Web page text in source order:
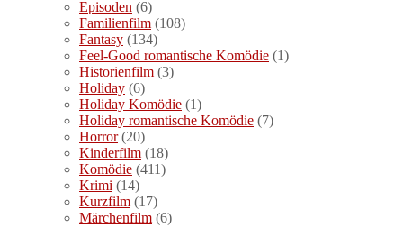
Episoden (6)
Familienfilm (108)
Fantasy (134)
Feel-Good romantische Komödie (1)
Historienfilm (3)
Holiday (6)
Holiday Komödie (1)
Holiday romantische Komödie (7)
Horror(20)
Kinderfilm (18)
Komödie (411)
Krimi (14)
Kurzfilm (17)
Märchenfilm (6)